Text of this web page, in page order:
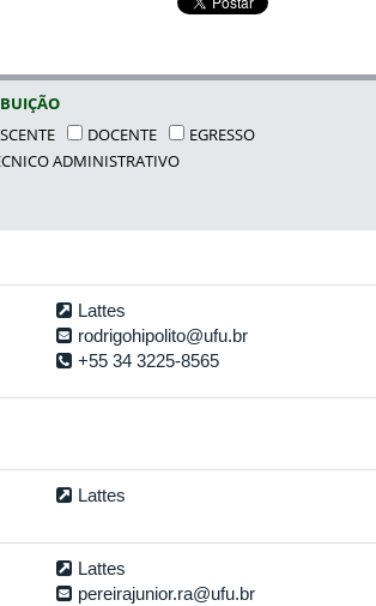
DOCENTE
EGRESSO
ADMINISTRATIVO
Lattes
rodrigohipolito@ufu.br
+55 34 3225-8565
Lattes
Lattes
pereirajunior.ra@ufu.br